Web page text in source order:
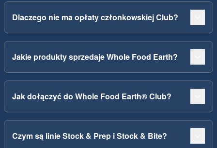
Dlaczego nie ma opłaty członkowskiej Club?
Jakie produkty sprzedaje Whole Food Earth?
Jak dołączyć do Whole Food Earth® Club?
Czym są linie Stock & Prep i Stock & Bite?